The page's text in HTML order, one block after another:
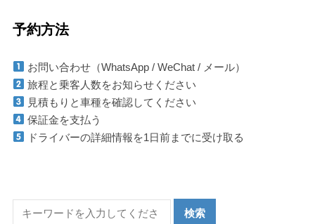
予約方法
お問い合わせ（WhatsApp / WeChat / メール）
旅程と乗客人数をお知らせください
見積もりと車種を確認してください
保証金を支払う
ドライバーの詳細情報を1日前までに受け取る